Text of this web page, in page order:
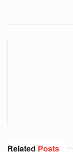
Related Posts